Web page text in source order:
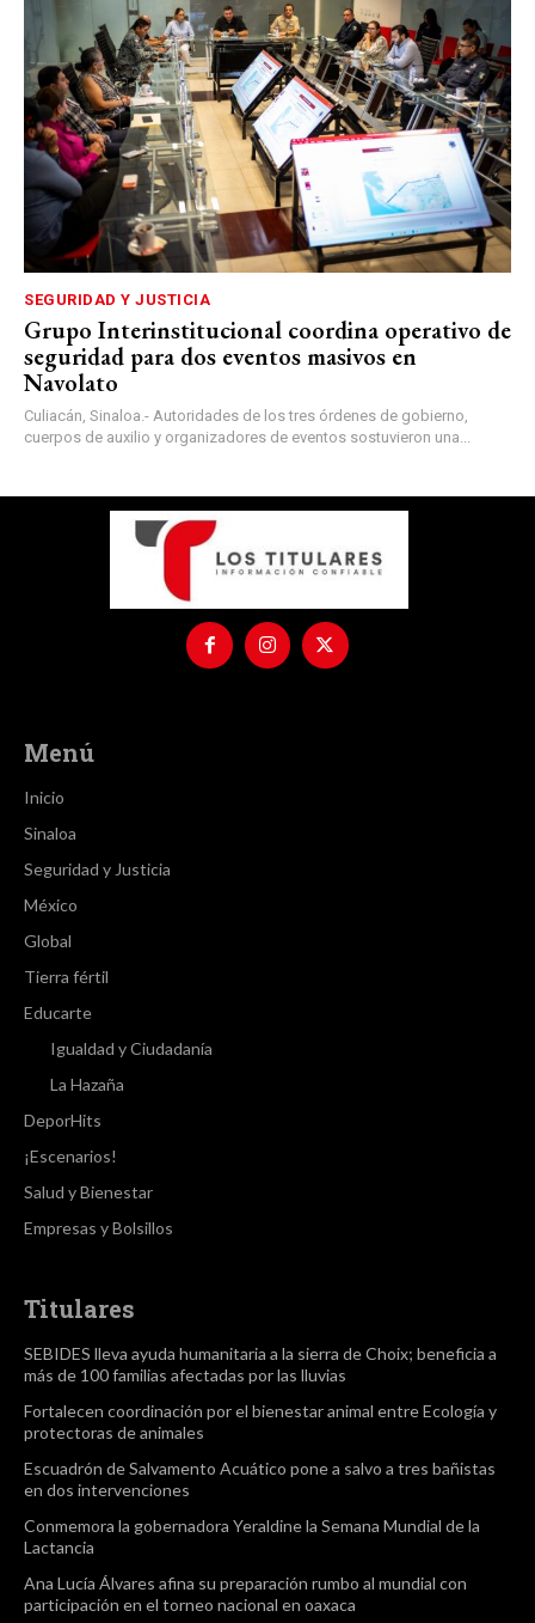
SEGURIDAD Y JUSTICIA
Grupo Interinstitucional coordina operativo de
seguridad para dos eventos masivos en
Navolato
Culiacán, Sinaloa.- Autoridades de los tres órdenes de gobierno,
cuerpos de auxilio y organizadores de eventos sostuvieron una...
Menú
Inicio
Sinaloa
Seguridad y Justicia
México
Global
Tierra fértil
Educarte
Igualdad y Ciudadanía
La Hazaña
DeporHits
¡Escenarios!
Salud y Bienestar
Empresas y Bolsillos
Titulares
SEBIDES lleva ayuda humanitaria a la sierra de Choix; beneficia a
más de 100 familias afectadas por las lluvias
Fortalecen coordinación por el bienestar animal entre Ecología y
protectoras de animales
Escuadrón de Salvamento Acuático pone a salvo a tres bañistas
en dos intervenciones
Conmemora la gobernadora Yeraldine la Semana Mundial de la
Lactancia
Ana Lucía Álvares afina su preparación rumbo al mundial con
participación en el torneo nacional en oaxaca